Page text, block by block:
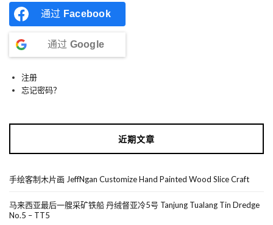
通过 Facebook
通过 Google
注册
忘记密码？
近期文章
手绘客制木片画 JeffNgan Customize Hand Painted Wood Slice Craft
马来西亚最后一艘采矿铁船 丹绒督亚冷5号 Tanjung Tualang Tin Dredge
No.5 – TT5